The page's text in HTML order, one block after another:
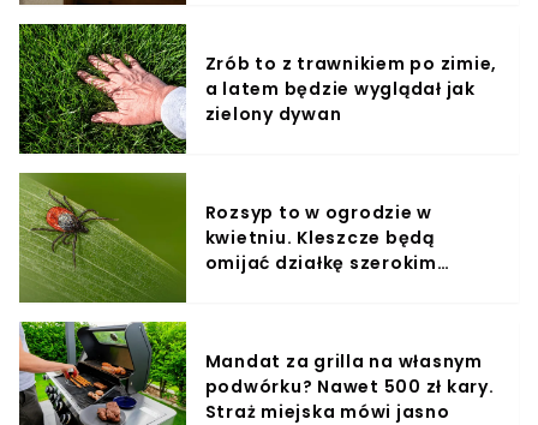
Zrób to z trawnikiem po zimie,
a latem będzie wyglądał jak
zielony dywan
Rozsyp to w ogrodzie w
kwietniu. Kleszcze będą
omijać działkę szerokim
Mandat za grilla na własnym
podwórku? Nawet 500 zł kary.
Straż miejska mówi jasno